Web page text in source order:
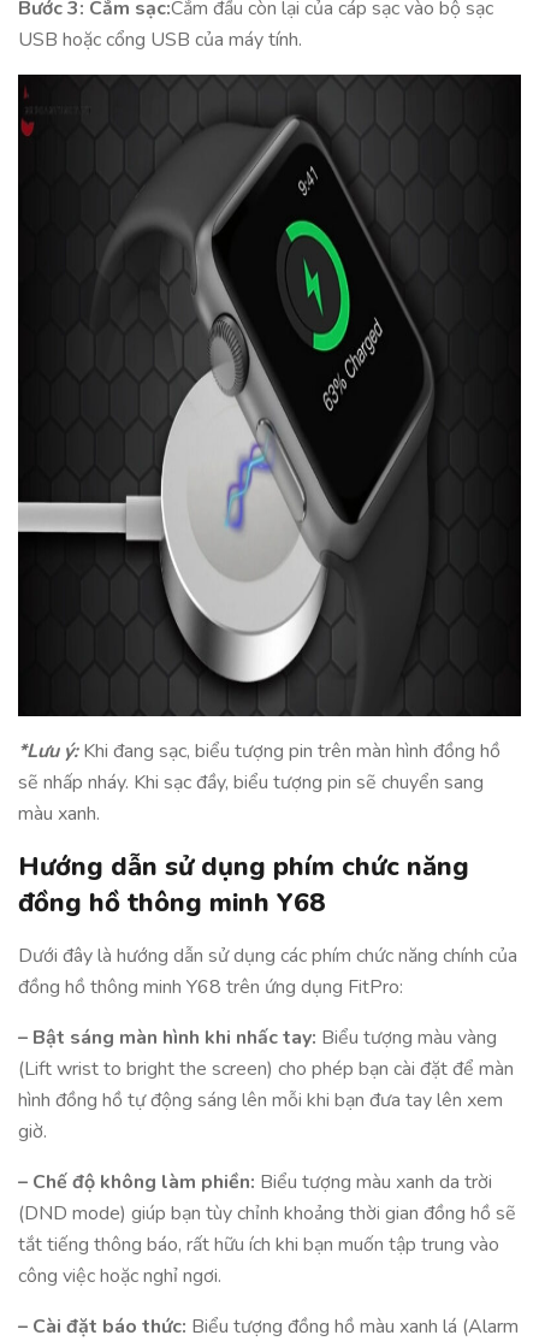
Bước 3: Cắm sạc:Cắm đầu còn lại của cáp sạc vào bộ sạc
USB hoặc cổng USB của máy tính.
*Lưu ý:Khi đang sạc, biểu tượng pin trên màn hình đồng hồ
sẽ nhấp nháy. Khi sạc đầy, biểu tượng pin sẽ chuyển sang
màu xanh.
Hướng dẫn sử dụng phím chức năng
đồng hồ thông minh Y68
Dưới đây là hướng dẫn sử dụng các phím chức năng chính của
đồng hồ thông minh Y68 trên ứng dụng FitPro:
– Bật sáng màn hình khi nhấc tay: Biểu tượng màu vàng
(Lift wrist to bright the screen) cho phép bạn cài đặt để màn
hình đồng hồ tự động sáng lên mỗi khi bạn đưa tay lên xem
giờ.
– Chế độ không làm phiền: Biểu tượng màu xanh da trời
(DND mode) giúp bạn tùy chỉnh khoảng thời gian đồng hồ sẽ
tắt tiếng thông báo, rất hữu ích khi bạn muốn tập trung vào
công việc hoặc nghỉ ngơi.
– Cài đặt báo thức: Biểu tượng đồng hồ màu xanh lá (Alarm